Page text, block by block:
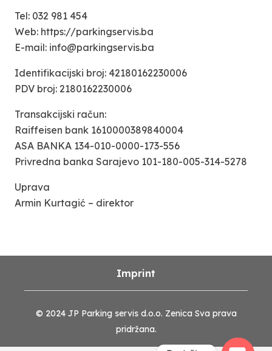
Tel: 032 981 454
Web: https://parkingservis.ba
E-mail: info@parkingservis.ba
Identifikacijski broj: 42180162230006
PDV broj: 2180162230006
Transakcijski račun:
Raiffeisen bank 1610000389840004
ASA BANKA 134-010-0000-173-556
Privredna banka Sarajevo 101-180-005-314-5278
Uprava
Armin Kurtagić – direktor
© 2024 JP Parking servis d.o.o. Zenica Sva prava
pridržana.
Imprint